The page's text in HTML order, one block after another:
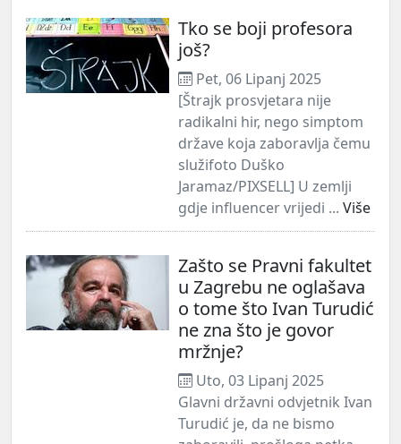
Tko se boji profesora
još?
Pet, 06 Lipanj 2025
[Štrajk prosvjetara nije
radikalni hir, nego simptom
države koja zaboravlja čemu
služifoto Duško
Jaramaz/PIXSELL] U zemlji
gdje influencer vrijedi ... Više
Zašto se Pravni fakultet
u Zagrebu ne oglašava
o tome što Ivan Turudić
ne zna što je govor
mržnje?
Uto, 03 Lipanj 2025
Glavni državni odvjetnik Ivan
Turudić je, da ne bismo